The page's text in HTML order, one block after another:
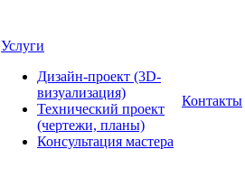
Услуги
Дизайн-проект (3D-
визуализация)
Технический проект
(чертежи, планы)
Консультация мастера
Контакты